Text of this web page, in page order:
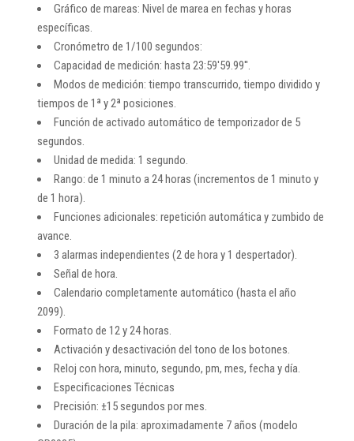
Gráfico de mareas: Nivel de marea en fechas y horas
específicas.
Cronómetro de 1/100 segundos:
Capacidad de medición: hasta 23:59'59.99''.
Modos de medición: tiempo transcurrido, tiempo dividido y
tiempos de 1ª y 2ª posiciones.
Función de activado automático de temporizador de 5
segundos.
Unidad de medida: 1 segundo.
Rango: de 1 minuto a 24 horas (incrementos de 1 minuto y
de 1 hora).
Funciones adicionales: repetición automática y zumbido de
avance.
3 alarmas independientes (2 de hora y 1 despertador).
Señal de hora.
Calendario completamente automático (hasta el año
2099).
Formato de 12 y 24 horas.
Activación y desactivación del tono de los botones.
Reloj con hora, minuto, segundo, pm, mes, fecha y día.
Especificaciones Técnicas
Precisión: ±15 segundos por mes.
Duración de la pila: aproximadamente 7 años (modelo